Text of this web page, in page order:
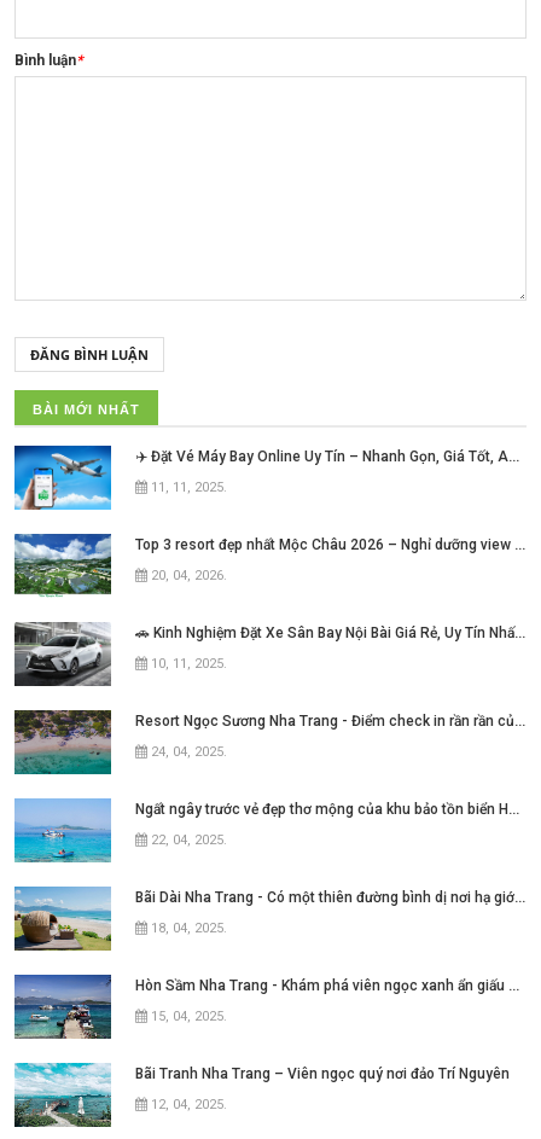
Bình luận*
ĐĂNG BÌNH LUẬN
BÀI MỚI NHẤT
✈️ Đặt Vé Máy Bay Online Uy Tín – Nhanh Gọn, Giá Tốt, An Tâm Mỗi Hành Trình!
11, 11, 2025.
Top 3 resort đẹp nhất Mộc Châu 2026 – Nghỉ dưỡng view núi cực chill không thể bỏ lỡ
20, 04, 2026.
🚗 Kinh Nghiệm Đặt Xe Sân Bay Nội Bài Giá Rẻ, Uy Tín Nhất Hiện Nay
10, 11, 2025.
Resort Ngọc Sương Nha Trang - Điểm check in rần rần của những tín đồ mê phim Việt
24, 04, 2025.
Ngất ngây trước vẻ đẹp thơ mộng của khu bảo tồn biển Hòn Mun Nha Trang
22, 04, 2025.
Bãi Dài Nha Trang - Có một thiên đường bình dị nơi hạ giới với biển xanh cát trắng quanh năm sóng xô bờ
18, 04, 2025.
Hòn Sầm Nha Trang - Khám phá viên ngọc xanh ẩn giấu giữa vịnh Nha Phu
15, 04, 2025.
Bãi Tranh Nha Trang – Viên ngọc quý nơi đảo Trí Nguyên
12, 04, 2025.